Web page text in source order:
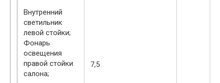
Внутренний
светильник
левой стойки;
Фонарь
освещения
правой стойки
салона;
7,5